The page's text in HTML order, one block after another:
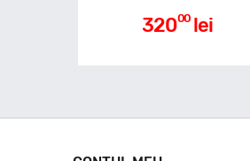
32000 lei